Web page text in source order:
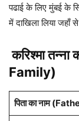
पढाई के लिए मुंबई के
में दाखिला लिया जहाँ
करिश्मा
Family)
पिता का नाम